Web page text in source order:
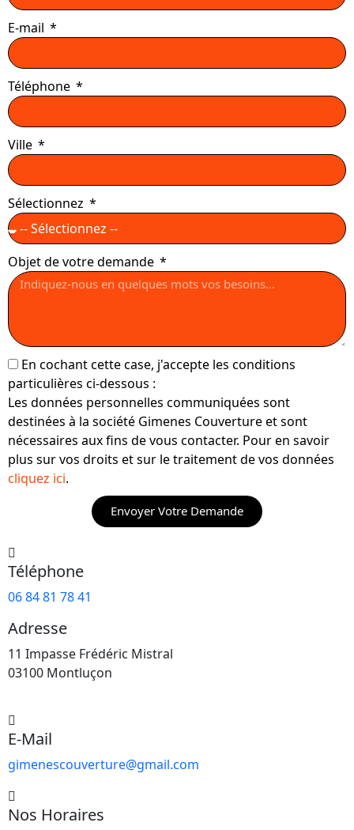
E-mail
Téléphone
Ville
Sélectionnez
Objet de votre demande
En cochant cette case, j'accepte les conditions
particulières ci-dessous :
Les données personnelles communiquées sont
destinées à la société Gimenes Couverture et sont
nécessaires aux fins de vous contacter. Pour en savoir
plus sur vos droits et sur le traitement de vos données
cliquez ici.
Envoyer Votre Demande
Téléphone
06 84 81 78 41
Adresse
11 Impasse Frédéric Mistral
03100 Montluçon
E-Mail
gimenescouverture@gmail.com
Nos Horaires